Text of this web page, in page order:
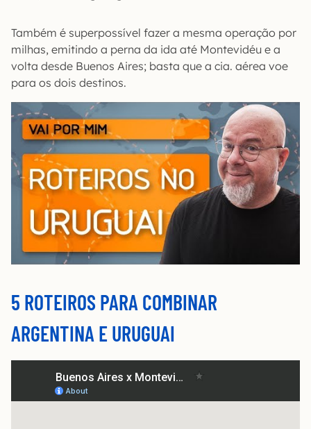
Também é superpossível fazer a mesma operação por
milhas, emitindo a perna da ida até Montevidéu e a
volta desde Buenos Aires; basta que a cia. aérea voe
para os dois destinos.
5 ROTEIROS PARA COMBINAR
ARGENTINA E URUGUAI